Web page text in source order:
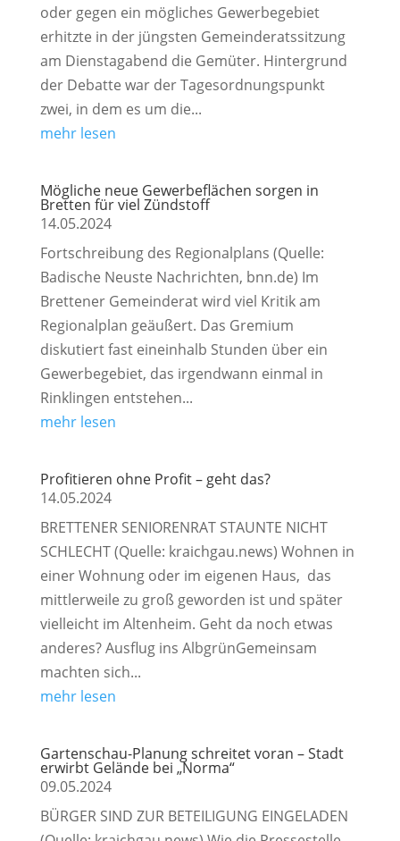
oder gegen ein mögliches Gewerbegebiet
erhitzte in der jüngsten Gemeinderatssitzung
am Dienstagabend die Gemüter. Hintergrund
der Debatte war der Tagesordnungspunkt
zwei, in dem es um die...
mehr lesen
Mögliche neue Gewerbeflächen sorgen in
Bretten für viel Zündstoff
14.05.2024
Fortschreibung des Regionalplans (Quelle:
Badische Neuste Nachrichten, bnn.de) Im
Brettener Gemeinderat wird viel Kritik am
Regionalplan geäußert. Das Gremium
diskutiert fast eineinhalb Stunden über ein
Gewerbegebiet, das irgendwann einmal in
Rinklingen entstehen...
mehr lesen
Profitieren ohne Profit – geht das?
14.05.2024
BRETTENER SENIORENRAT STAUNTE NICHT
SCHLECHT (Quelle: kraichgau.news) Wohnen in
einer Wohnung oder im eigenen Haus, das
mittlerweile zu groß geworden ist und später
vielleicht im Altenheim. Geht da noch etwas
anderes? Ausflug ins AlbgrünGemeinsam
machten sich...
mehr lesen
Gartenschau-Planung schreitet voran – Stadt
erwirbt Gelände bei „Norma“
09.05.2024
BÜRGER SIND ZUR BETEILIGUNG EINGELADEN